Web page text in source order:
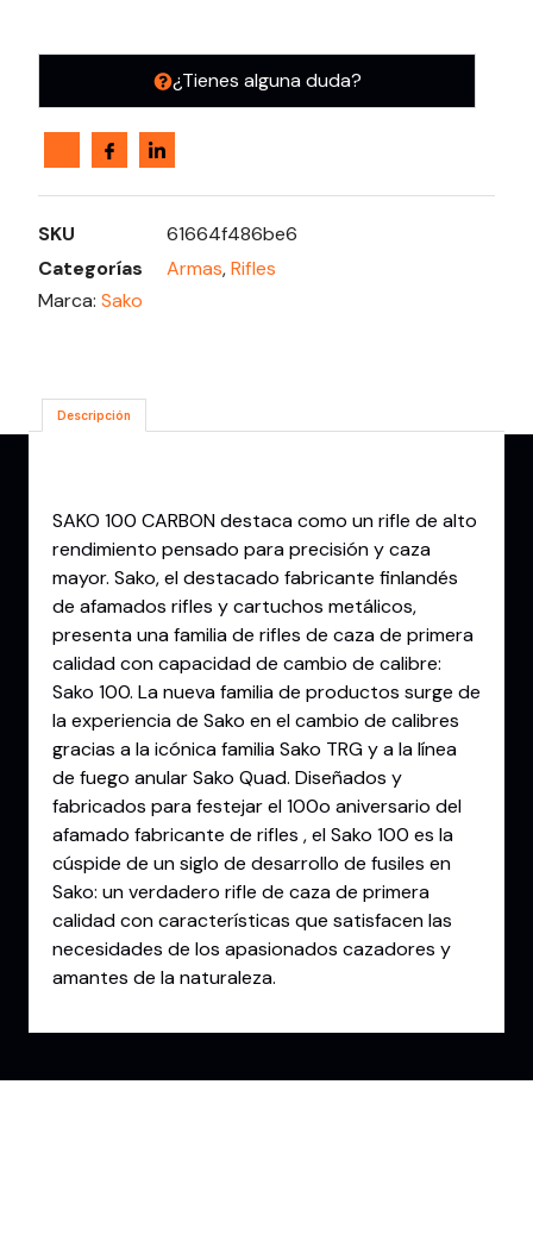
¿Tienes alguna duda?
SKU
61664f486be6
Categorías
Armas,Rifles
Marca: Sako
Descripción
SAKO 100 CARBON destaca como un rifle de alto
rendimiento pensado para precisión y caza
mayor. Sako, el destacado fabricante finlandés
de afamados rifles y cartuchos metálicos,
presenta una familia de rifles de caza de primera
calidad con capacidad de cambio de calibre:
Sako 100. La nueva familia de productos surge de
la experiencia de Sako en el cambio de calibres
gracias a la icónica familia Sako TRG y a la línea
de fuego anular Sako Quad. Diseñados y
fabricados para festejar el 100o aniversario del
afamado fabricante de rifles , el Sako 100 es la
cúspide de un siglo de desarrollo de fusiles en
Sako: un verdadero rifle de caza de primera
calidad con características que satisfacen las
necesidades de los apasionados cazadores y
amantes de la naturaleza.